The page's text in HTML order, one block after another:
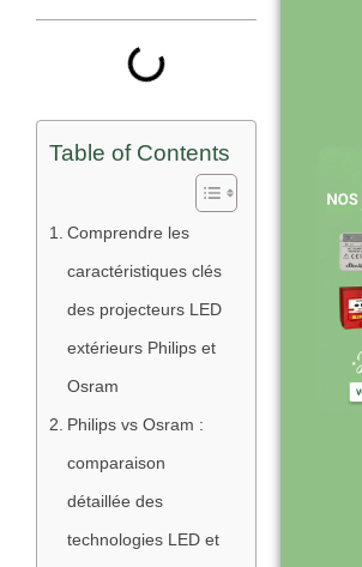
Table of Contents
Comprendre les
caractéristiques clés
des projecteurs LED
extérieurs Philips et
Osram
Philips vs Osram :
comparaison
détaillée des
technologies LED et
de